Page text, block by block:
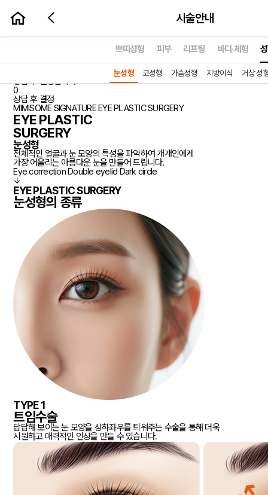
시술안내
쁘띠성형 피부 리프팅 바디·체형
눈성형 코성형 가슴성형 지방이식 거상 성
prev
NEW
증상별 맞춤 수술 진행, 충분한 상담을 필수로 진행합니다. *모든 가격은
상담 후 결정됩니다.
0
상담 후 결정
MIMISOME SIGNATUREEYE PLASTIC SURGERY
EYE PLASTIC
SURGERY
눈성형
전체적인 얼굴과 눈 모양의 특성을 파악하여 개개인에게
가장 어울리는 아름다운 눈을 만들어 드립니다.
Eye correctionDouble eyelid Dark circle
↓
EYE PLASTIC SURGERY
눈성형의 종류
TYPE 1
트임수술
답답해 보이는 눈 모양을 상하좌우를 틔워주는 수술을 통해 더욱
시원하고 매력적인 인상을 만들 수 있습니다.